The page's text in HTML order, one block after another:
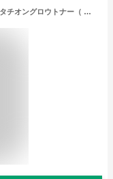
訳ありポッキリ【純度99.2％高純度】グルタチオングロウトナー（ メディキューブ medicube 韓国コスメ グルタチオン くすみ つや ツヤ ペプチド 保湿 肌トーン トーンアップ トーニング 色素沈着 ハリ 水光 潤い）